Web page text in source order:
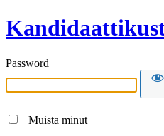
Password
Muista minut